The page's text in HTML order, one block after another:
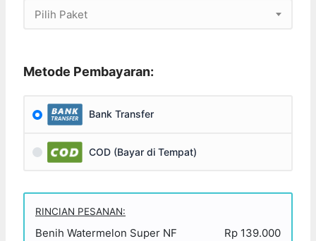
Pilih Paket
Metode Pembayaran:
Bank Transfer
COD (Bayar di Tempat)
RINCIAN PESANAN:
Benih Watermelon Super NF
Rp 139.000